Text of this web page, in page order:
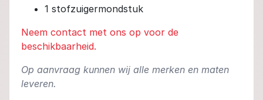
1 stofzuigermondstuk
Neem contact met ons op voor de
beschikbaarheid.
Op aanvraag kunnen wij alle merken en maten
leveren.